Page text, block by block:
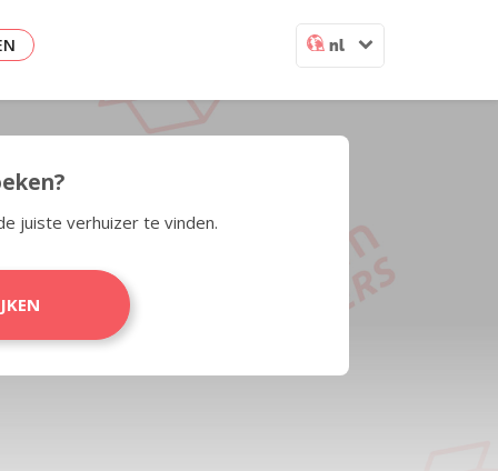
nl
juiste verhuizer te vinden.